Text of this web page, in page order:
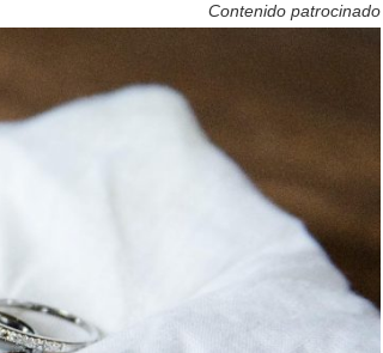
Contenido patrocinado